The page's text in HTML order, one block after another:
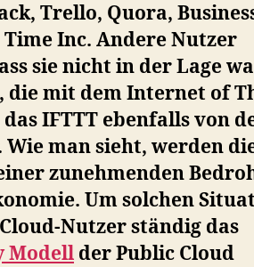
Trello, Quora,
Inc. Andere Nutzer
sie nicht in der Lage
die mit dem Internet of
IFTTT ebenfalls von
man sieht, werden
zunehmenden
Um solchen
Nutzer ständig das
Modell der Public Cloud